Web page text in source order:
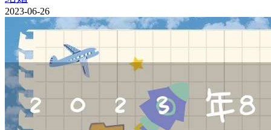
2023-06-26